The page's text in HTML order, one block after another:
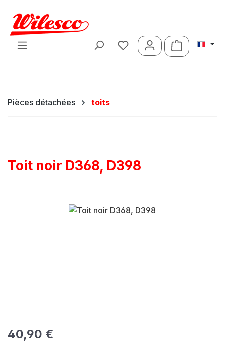
Passer au contenu principal
Le panier
Pièces détachées toits
Toit noir D368, D398
Ignorer la galerie d'images
Prix régulier :
40,90 €